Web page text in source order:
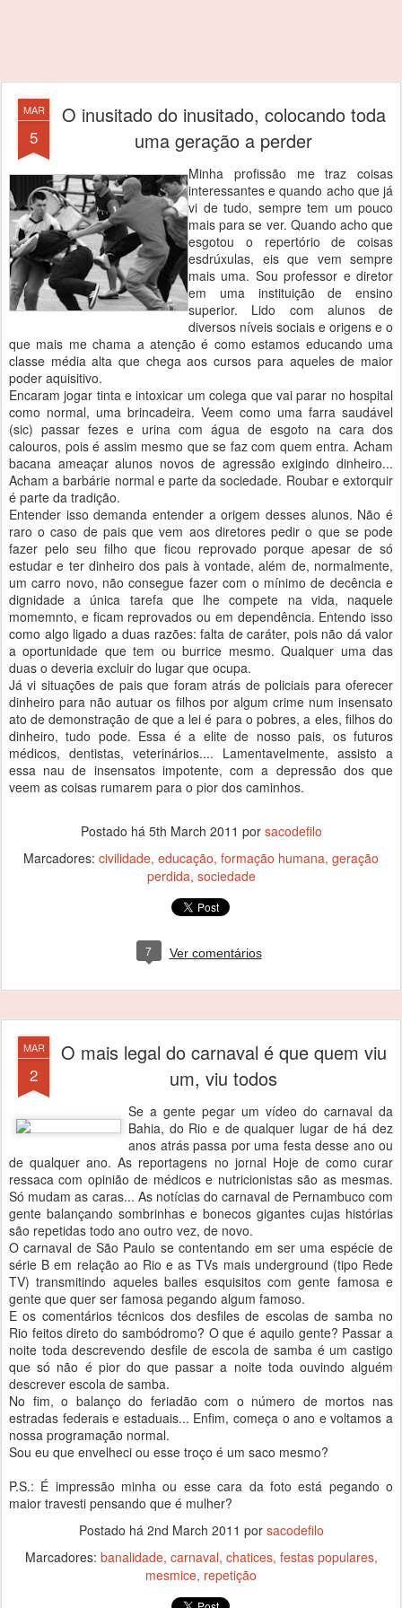
MAR
5
O inusitado do inusitado, colocando toda
uma geração a perder
Minha profissão me traz coisas
interessantes e quando acho que já
vi de tudo, sempre tem um pouco
mais para se ver. Quando acho que
esgotou o repertório de coisas
esdrúxulas, eis que vem sempre
mais uma. Sou professor e diretor
em uma instituição de ensino
superior. Lido com alunos de
diversos níveis sociais e origens e o
que mais me chama a atenção é como estamos educando uma
classe média alta que chega aos cursos para aqueles de maior
poder aquisitivo.
Encaram jogar tinta e intoxicar um colega que vai parar no hospital
como normal, uma brincadeira. Veem como uma farra saudável
(sic) passar fezes e urina com água de esgoto na cara dos
calouros, pois é assim mesmo que se faz com quem entra. Acham
bacana ameaçar alunos novos de agressão exigindo dinheiro...
Acham a barbárie normal e parte da sociedade. Roubar e extorquir
é parte da tradição.
Entender isso demanda entender a origem desses alunos. Não é
raro o caso de pais que vem aos diretores pedir o que se pode
fazer pelo seu filho que ficou reprovado porque apesar de só
estudar e ter dinheiro dos pais à vontade, além de, normalmente,
um carro novo, não consegue fazer com o mínimo de decência e
dignidade a única tarefa que lhe compete na vida, naquele
momemnto, e ficam reprovados ou em dependência. Entendo isso
como algo ligado a duas razões: falta de caráter, pois não dá valor
a oportunidade que tem ou burrice mesmo. Qualquer uma das
duas o deveria excluir do lugar que ocupa.
Já vi situações de pais que foram atrás de policiais para oferecer
dinheiro para não autuar os filhos por algum crime num insensato
ato de demonstração de que a lei é para o pobres, a eles, filhos do
dinheiro, tudo pode. Essa é a elite de nosso pais, os futuros
médicos, dentistas, veterinários.... Lamentavelmente, assisto a
essa nau de insensatos impotente, com a depressão dos que
veem as coisas rumarem para o pior dos caminhos.
Postado há 5th March 2011 por sacodefilo
Marcadores: civilidade educação formação humana geração
perdida sociedade
7 Ver comentários
MAR
2
O mais legal do carnaval é que quem viu
um, viu todos
Se a gente pegar um vídeo do carnaval da
Bahia, do Rio e de qualquer lugar de há dez
anos atrás passa por uma festa desse ano ou
de qualquer ano. As reportagens no jornal Hoje de como curar
ressaca com opinião de médicos e nutricionistas são as mesmas.
Só mudam as caras... As notícias do carnaval de Pernambuco com
gente balançando sombrinhas e bonecos gigantes cujas histórias
são repetidas todo ano outro vez, de novo.
O carnaval de São Paulo se contentando em ser uma espécie de
série B em relação ao Rio e as TVs mais underground (tipo Rede
TV) transmitindo aqueles bailes esquisitos com gente famosa e
gente que quer ser famosa pegando algum famoso.
E os comentários técnicos dos desfiles de escolas de samba no
Rio feitos direto do sambódromo? O que é aquilo gente? Passar a
noite toda descrevendo desfile de escola de samba é um castigo
que só não é pior do que passar a noite toda ouvindo alguém
descrever escola de samba.
No fim, o balanço do feriadão com o número de mortos nas
estradas federais e estaduais... Enfim, começa o ano e voltamos a
nossa programação normal.
Sou eu que envelheci ou esse troço é um saco mesmo?
P.S.: É impressão minha ou esse cara da foto está pegando o
maior travesti pensando que é mulher?
Postado há 2nd March 2011 por sacodefilo
Marcadores: banalidade carnaval chatices festas populares
mesmice repetição